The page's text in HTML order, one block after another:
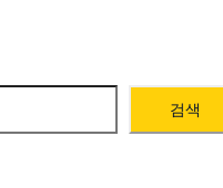
검색